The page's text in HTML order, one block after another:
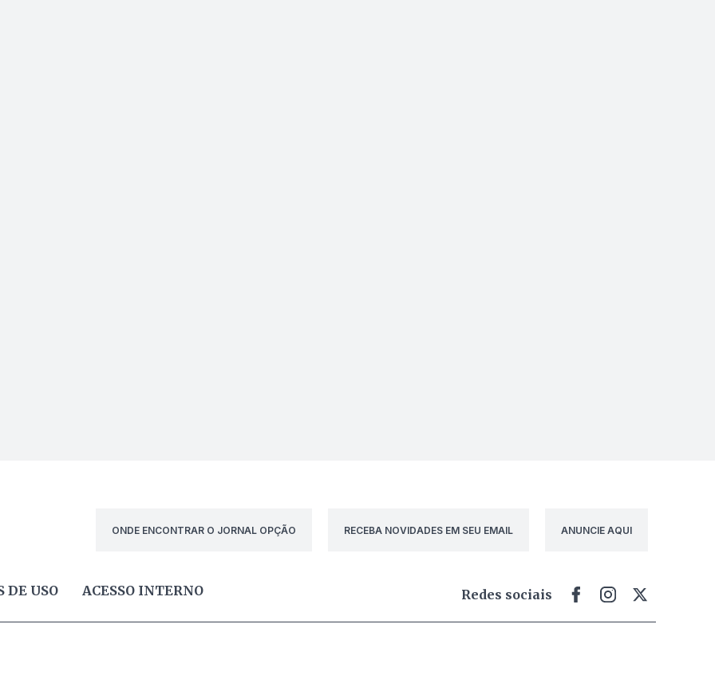
ONDE ENCONTRAR O JORNAL OPÇÃO RECEBA NOVIDADES EM SEU EMAIL ANUNCIE AQUI
DE USO ACESSO INTERNO Redes sociais